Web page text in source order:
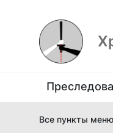
Все пункты меню